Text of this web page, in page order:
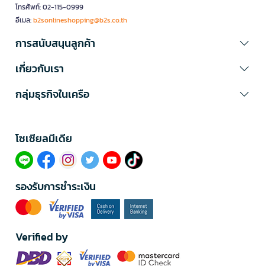
โทรศัพท์: 02-115-0999
อีเมล:b2sonlineshopping@b2s.co.th
การสนับสนุนลูกค้า
เกี่ยวกับเรา
กลุ่มธุรกิจในเครือ
โซเซียลมีเดีย​
รองรับการชำระเงิน
Verified by